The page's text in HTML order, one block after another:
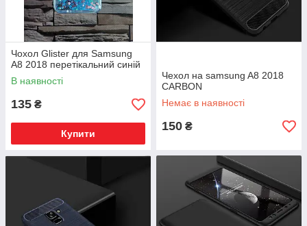
Чохол Glister для Samsung
A8 2018 перетікальний синій
В наявності
135 ₴
Купити
Чехол на samsung A8 2018
CARBON
Немає в наявності
150 ₴